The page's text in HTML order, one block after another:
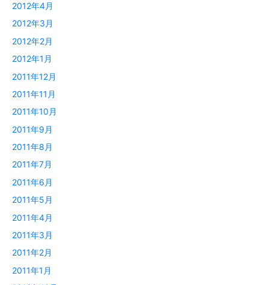
2012年4月
2012年3月
2012年2月
2012年1月
2011年12月
2011年11月
2011年10月
2011年9月
2011年8月
2011年7月
2011年6月
2011年5月
2011年4月
2011年3月
2011年2月
2011年1月